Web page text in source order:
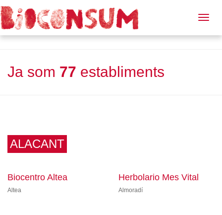
Botigues associades
Ja som 77 establiments
ALACANT
Biocentro Altea
Altea
Herbolario Mes Vital
Almoradí